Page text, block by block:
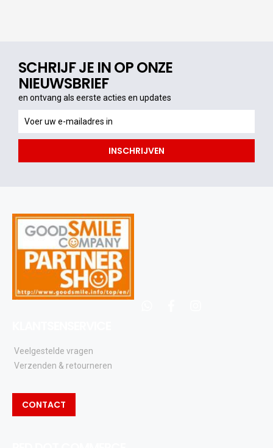
SCHRIJF JE IN OP ONZE
NIEUWSBRIEF
en ontvang als eerste acties en updates
ontvang
als
acties
INSCHRIJVEN
Veelgestelde vragen
Verzenden & retourneren
CONTACT